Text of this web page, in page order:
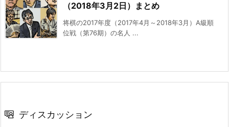
（2018年3月2日）まとめ
将棋の2017年度（2017年4月～2018年3月）A級順
位戦（第76期）の名人 ...
ディスカッション